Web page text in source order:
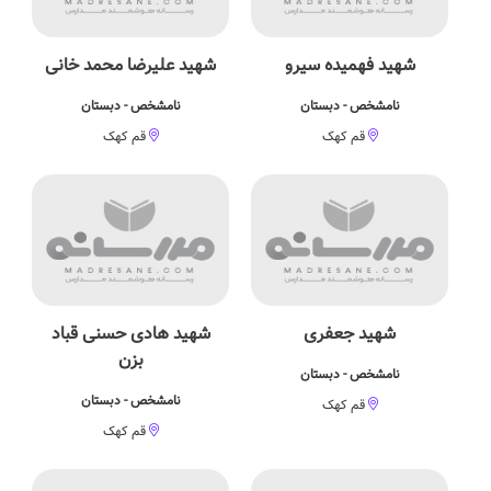
شهید فهمیده سیرو
نامشخص - دبستان
قم کهک
شهید علیرضا محمد خانی
نامشخص - دبستان
قم کهک
شهید جعفری
نامشخص - دبستان
قم کهک
شهید هادی حسنی قباد
بزن
نامشخص - دبستان
قم کهک